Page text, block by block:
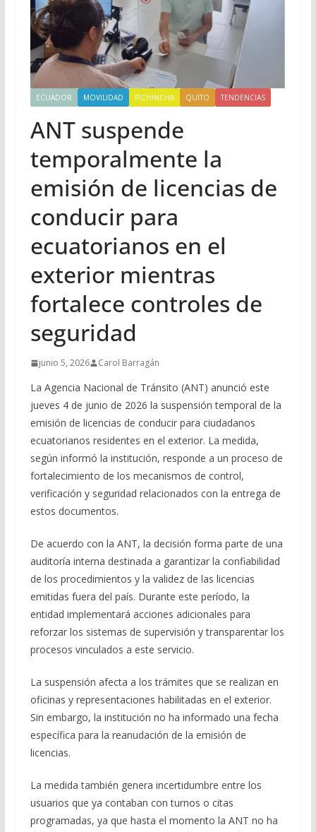
ECUADOR MOVILIDAD PICHINCHA QUITO TENDENCIAS
ANT suspende
temporalmente la
emisión de licencias de
conducir para
ecuatorianos en el
exterior mientras
fortalece controles de
seguridad
junio 5, 2026 Carol Barragán
La Agencia Nacional de Tránsito (ANT) anunció este
jueves 4 de junio de 2026 la suspensión temporal de la
emisión de licencias de conducir para ciudadanos
ecuatorianos residentes en el exterior. La medida,
según informó la institución, responde a un proceso de
fortalecimiento de los mecanismos de control,
verificación y seguridad relacionados con la entrega de
estos documentos.
De acuerdo con la ANT, la decisión forma parte de una
auditoría interna destinada a garantizar la confiabilidad
de los procedimientos y la validez de las licencias
emitidas fuera del país. Durante este período, la
entidad implementará acciones adicionales para
reforzar los sistemas de supervisión y transparentar los
procesos vinculados a este servicio.
La suspensión afecta a los trámites que se realizan en
oficinas y representaciones habilitadas en el exterior.
Sin embargo, la institución no ha informado una fecha
específica para la reanudación de la emisión de
licencias.
La medida también genera incertidumbre entre los
usuarios que ya contaban con turnos o citas
programadas, ya que hasta el momento la ANT no ha